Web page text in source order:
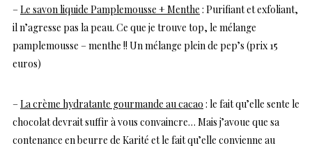
–Le savon liquide Pamplemousse + Menthe : Purifiant et exfoliant,
il n’agresse pas la peau. Ce que je trouve top, le mélange
pamplemousse – menthe !! Un mélange plein de pep’s (prix 15
euros)
–La crème hydratante gourmande au cacao : le fait qu’elle sente le
chocolat devrait suffir à vous convaincre… Mais j’avoue que sa
contenance en beurre de Karité et le fait qu’elle convienne au